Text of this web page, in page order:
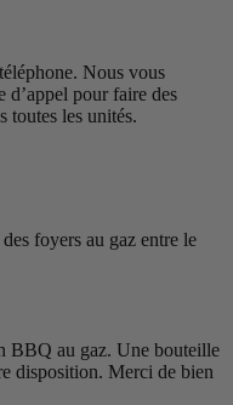
Nous vous
d’appel pour faire des
toutes les unités.
foyers au gaz entre le
BBQ au gaz. Une bouteille
disposition. Merci de bien